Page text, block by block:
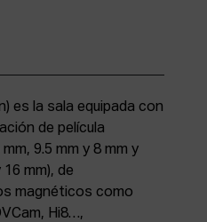
es la sala equipada con
de película
9.5 mm y 8 mm y
mm), de
magnéticos como
Hi8…,